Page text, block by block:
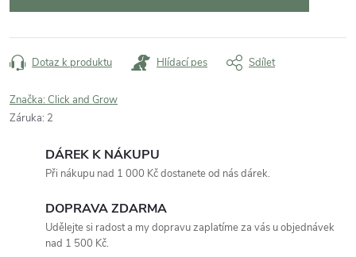
Dotaz k produktu Hlídací pes Sdílet
Značka: Click and Grow
Záruka: 2
DÁREK K NÁKUPU
Při nákupu nad 1 000 Kč dostanete od nás dárek.
DOPRAVA ZDARMA
Udělejte si radost a my dopravu zaplatíme za vás u objednávek
nad 1 500 Kč.